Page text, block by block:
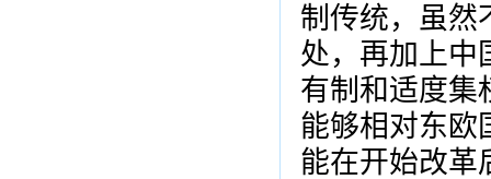
制传统，虽然
处，再加上中
有制和适度集
能够相对东欧
能在开始改革